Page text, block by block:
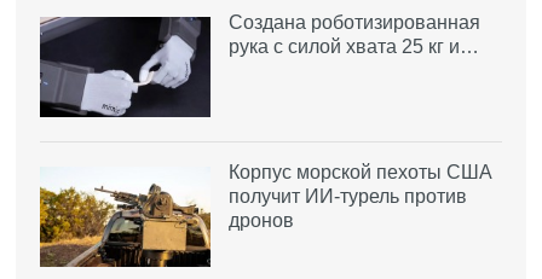
Создана роботизированная
рука с силой хвата 25 кг и…
Корпус морской пехоты США
получит ИИ-турель против
дронов